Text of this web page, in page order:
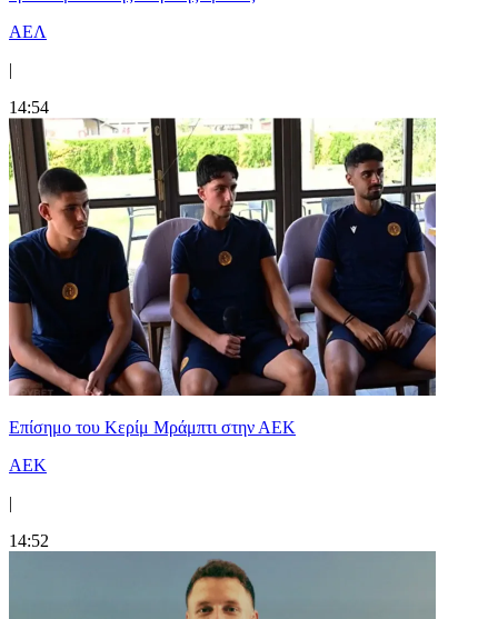
ΑΕΛ
|
14:54
Επίσημο του Κερίμ Μράμπτι στην ΑΕK
ΑΕΚ
|
14:52